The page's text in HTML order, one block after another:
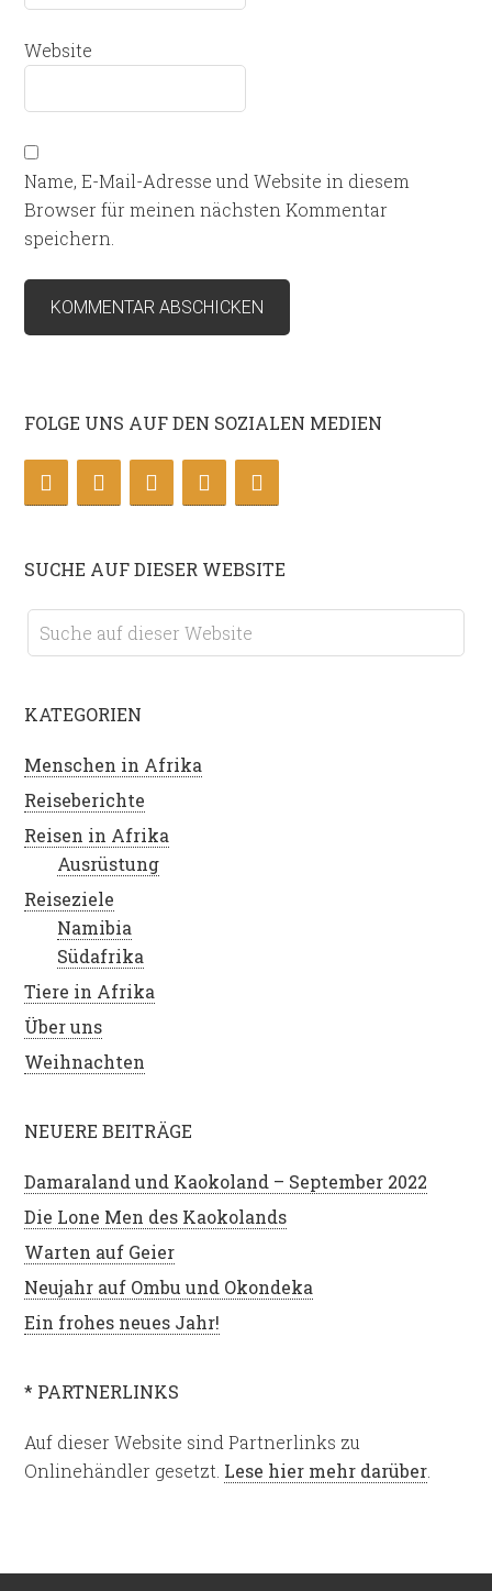
Website
Name, E-Mail-Adresse und Website in diesem
Browser für meinen nächsten Kommentar
speichern.
FOLGE UNS AUF DEN SOZIALEN MEDIEN
SUCHE AUF DIESER WEBSITE
KATEGORIEN
Menschen in Afrika
Reiseberichte
Reisen in Afrika
Ausrüstung
Reiseziele
Namibia
Südafrika
Tiere in Afrika
Über uns
Weihnachten
NEUERE BEITRÄGE
Damaraland und Kaokoland – September 2022
Die Lone Men des Kaokolands
Warten auf Geier
Neujahr auf Ombu und Okondeka
Ein frohes neues Jahr!
* PARTNERLINKS
Auf dieser Website sind Partnerlinks zu
Onlinehändler gesetzt. Lese hier mehr darüber